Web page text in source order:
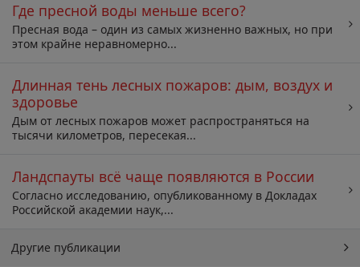
Где пресной воды меньше всего?
Пресная вода – один из самых жизненно важных, но при
этом крайне неравномерно...
Длинная тень лесных пожаров: дым, воздух и
здоровье
Дым от лесных пожаров может распространяться на
тысячи километров, пересекая...
Ландспауты всё чаще появляются в России
Согласно исследованию, опубликованному в Докладах
Российской академии наук,...
Другие публикации